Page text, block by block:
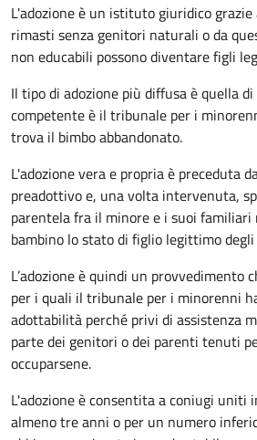
L'adozione è un istituto giuridico
rimasti senza genitori naturali o da
non educabili possono diventare figli
Il tipo di adozione più diffusa è quella
competente è il tribunale per i
trova il bimbo abbandonato.
L'adozione vera e propria è preceduta
preadottivo e, una volta intervenuta,
parentela fra il minore e i suoi
bambino lo stato di figlio legittimo
L’adozione è quindi un provvedimento
per i quali il tribunale per i minorenni
adottabilità perché privi di assistenza
parte dei genitori o dei parenti tenuti
occuparsene.
L'adozione è consentita a coniugi uniti
almeno tre anni o per un numero